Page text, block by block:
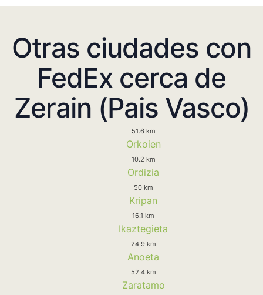
Otras ciudades con
FedEx cerca de
Zerain (Pais Vasco)
51.6 km
Orkoien
10.2 km
Ordizia
50 km
Kripan
16.1 km
Ikaztegieta
24.9 km
Anoeta
52.4 km
Zaratamo